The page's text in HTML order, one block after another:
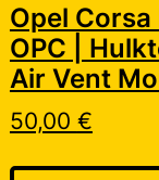
Opel Corsa
OPC |
Air Vent
50,00 €